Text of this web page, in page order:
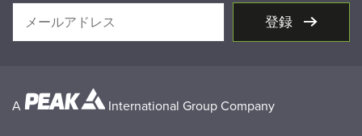
登録
A International Group Company